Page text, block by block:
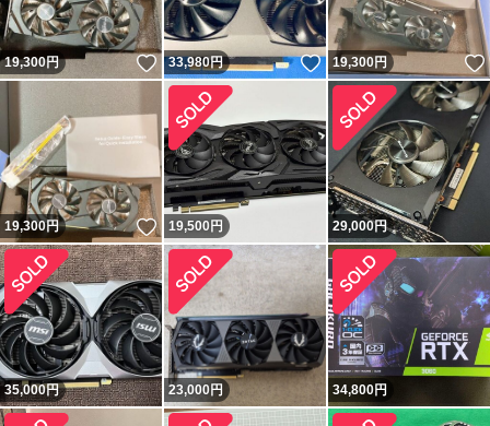
19,300円 いいね！
33,980円 いいね！
19,300円
19,300円 いいね！
19,500円 29,000円
35,000円 23,000円 34,800円